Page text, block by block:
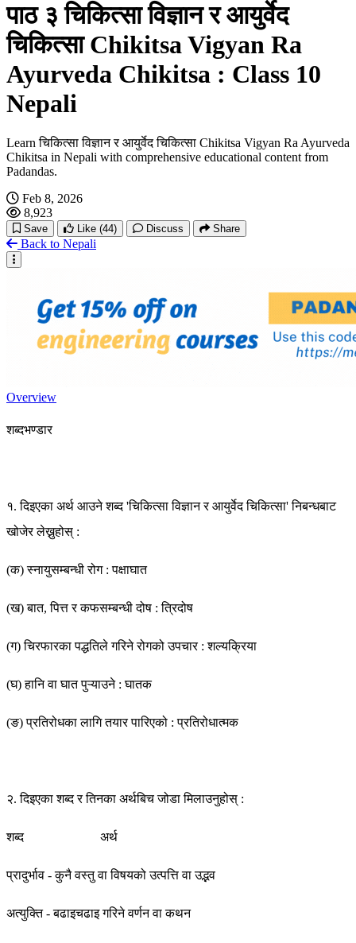
पाठ ३ चिकित्सा विज्ञान र आयुर्वेद
चिकित्सा Chikitsa Vigyan Ra
Ayurveda Chikitsa : Class 10
Nepali
Learn चिकित्सा विज्ञान र आयुर्वेद चिकित्सा Chikitsa Vigyan Ra Ayurveda
Chikitsa in Nepali with comprehensive educational content from
Padandas.
Feb 8, 2026
8,923
Save Like (44) Discuss Share
Back to Nepali
Overview
शब्दभण्डार
१. दिइएका अर्थ आउने शब्द 'चिकित्सा विज्ञान र आयुर्वेद चिकित्सा' निबन्धबाट
खोजेर लेख्नुहोस् :
(क) स्नायुसम्बन्धी रोग : पक्षाघात
(ख) बात, पित्त र कफसम्बन्धी दोष : त्रिदोष
(ग) चिरफारका पद्धतिले गरिने रोगको उपचार : शल्यक्रिया
(घ) हानि वा घात पुऱ्याउने : घातक
(ङ) प्रतिरोधका लागि तयार पारिएको : प्रतिरोधात्मक
२. दिइएका शब्द र तिनका अर्थबिच जोडा मिलाउनुहोस् :
शब्द अर्थ
प्रादुर्भाव - कुनै वस्तु वा विषयको उत्पत्ति वा उद्भव
अत्युक्ति - बढाइचढाइ गरिने वर्णन वा कथन